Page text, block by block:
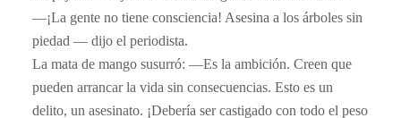
​—¡La gente no tiene consciencia! Asesina a los árboles sin
piedad — dijo el periodista.
​La mata de mango susurró: —Es la ambición. Creen que
pueden arrancar la vida sin consecuencias. Esto es un
delito, un asesinato. ¡Debería ser castigado con todo el peso